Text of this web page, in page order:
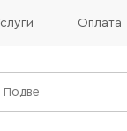
Оплата